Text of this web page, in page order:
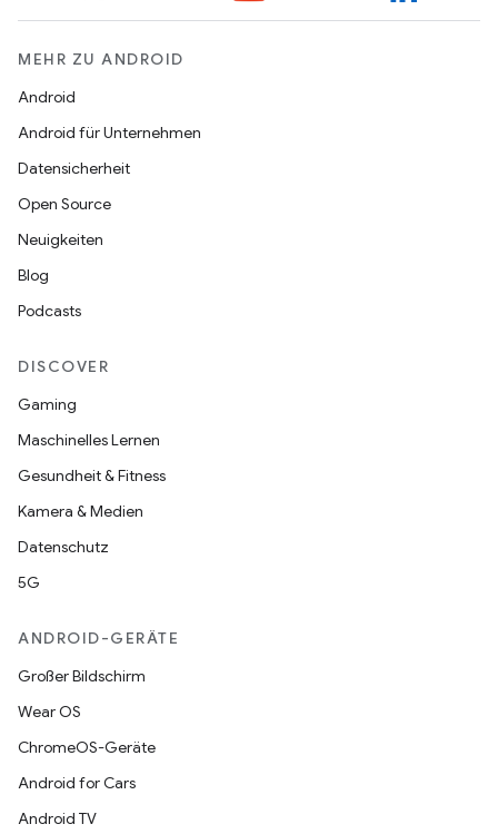
MEHR ZU ANDROID
Android
Android für Unternehmen
Datensicherheit
Open Source
Neuigkeiten
Blog
Podcasts
DISCOVER
Gaming
Maschinelles Lernen
Gesundheit & Fitness
Kamera & Medien
Datenschutz
5G
ANDROID-GERÄTE
Großer Bildschirm
Wear OS
ChromeOS-Geräte
Android for Cars
Android TV